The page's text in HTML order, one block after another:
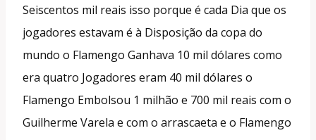
Seiscentos mil reais isso porque é cada Dia que os
jogadores estavam é à Disposição da copa do
mundo o Flamengo Ganhava 10 mil dólares como
era quatro Jogadores eram 40 mil dólares o
Flamengo Embolsou 1 milhão e 700 mil reais com o
Guilherme Varela e com o arrascaeta e o Flamengo